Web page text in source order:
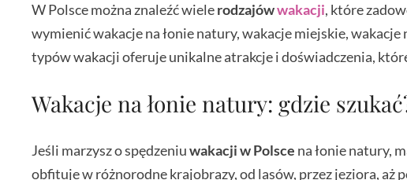
W Polsce można znaleźć wielerodzajówwakacji, które
wymienić wakacje na łonie natury, wakacje miejskie,
typów wakacji oferuje unikalne atrakcje i doświadczenia,
Wakacje na łonie natury: gdzie
Jeśli marzysz o spędzeniuwakacji w Polsce na łonie natury,
obfituje w różnorodne krajobrazy, od lasów, przez jeziora, aż